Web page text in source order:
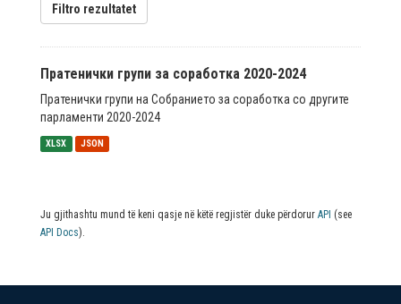
Filtro rezultatet
Пратенички групи за соработка 2020-2024
Пратенички групи на Собранието за соработка со другите
парламенти 2020-2024
XLSX JSON
Ju gjithashtu mund të keni qasje në këtë regjistër duke përdorur API (see
API Docs).